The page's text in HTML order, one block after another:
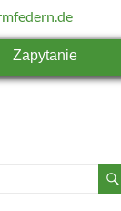
Zapytanie